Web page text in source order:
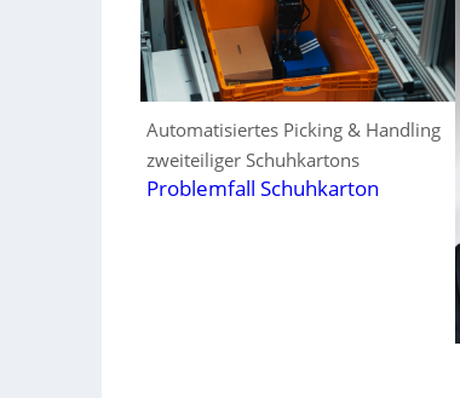
Automatisiertes Picking & Handling
zweiteiliger Schuhkartons
Problemfall Schuhkarton